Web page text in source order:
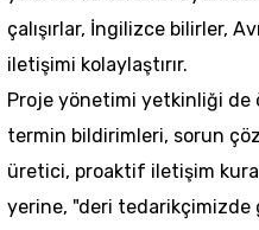
çalışırlar, İngilizce bilirler,
iletişimi kolaylaştırır.
Proje yönetimi yetkinliği de
termin bildirimleri, sorun
üretici, proaktif iletişim
yerine, "deri tedarikçimizde